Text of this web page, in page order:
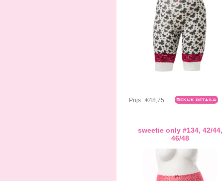
Prijs: €48,75 Bekijk details
sweetie only #134, 42/44,
46/48